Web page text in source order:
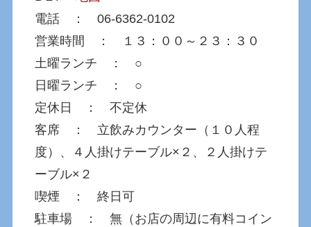
電話 ： 06-6362-0102
営業時間 ： １３：００～２３：３０
土曜ランチ ： ○
日曜ランチ ： ○
定休日 ： 不定休
客席 ： 立飲みカウンター（１０人程
度）、４人掛けテーブル×２、２人掛けテ
ーブル×２
喫煙 ： 終日可
駐車場 ： 無（お店の周辺に有料コイン